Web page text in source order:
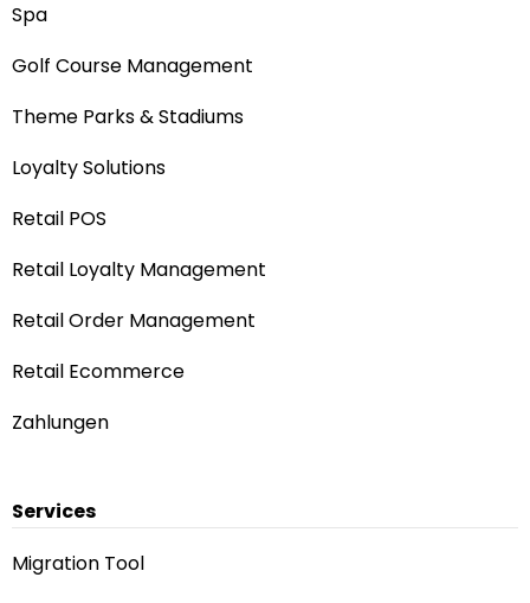
Spa
Golf Course Management
Theme Parks & Stadiums
Loyalty Solutions
Retail POS
Retail Loyalty Management
Retail Order Management
Retail Ecommerce
Zahlungen
Services
Migration Tool